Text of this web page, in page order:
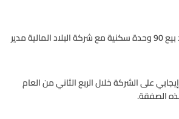
أعلنت شركة جبل عمر للتطوير أنه تم يوم الخميس 17 مايو 2018 توقيع عقد بيع 90 وحدة سكنية مع شركة البلاد المالية مدير
على الشركة خلال الربع الثاني من العام